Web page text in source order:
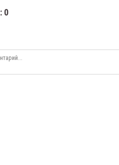
: 0